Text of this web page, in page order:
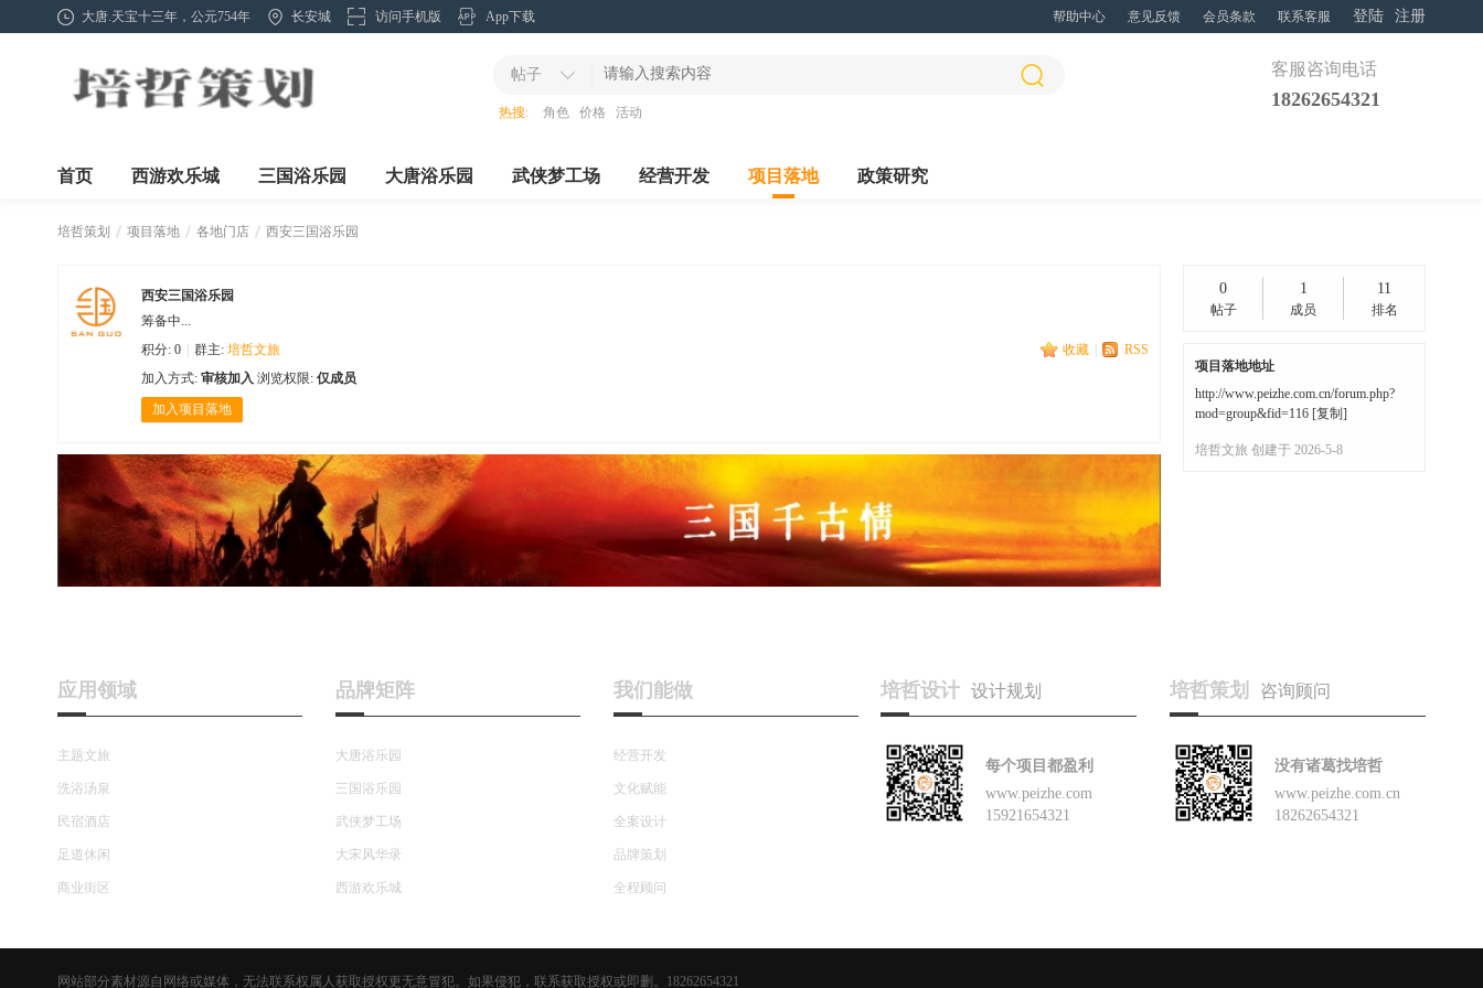
大唐.天宝十三年，公元754年 长安城 访问手机版 App下载 帮助中心 意见反馈 会员条款 联系客服 登陆 注册
帖子
热搜: 角色 价格 活动
客服咨询电话
18262654321
首页 西游欢乐城 三国浴乐园 大唐浴乐园 武侠梦工场 经营开发 项目落地 政策研究
培哲策划
›
项目落地 各地门店 西安三国浴乐园
西安三国浴乐园
筹备中...
收藏
RSS
积分: 0 群主: 培哲文旅
加入方式: 审核加入 浏览权限: 仅成员
加入项目落地
0
帖子
1
成员
11
排名
项目落地地址
http://www.peizhe.com.cn/forum.php?
mod=group&fid=116 [复制 ]
培哲文旅 创建于 2026-5-8
应用领域
主题文旅
洗浴汤泉
民宿酒店
足道休闲
商业街区
品牌矩阵
大唐浴乐园
三国浴乐园
武侠梦工场
大宋风华录
西游欢乐城
我们能做
经营开发
文化赋能
全案设计
品牌策划
全程顾问
培哲设计 设计规划
每个项目都盈利
www.peizhe.com
15921654321
培哲策划 咨询顾问
没有诸葛找培哲
www.peizhe.com.cn
18262654321
网站部分素材源自网络或媒体，无法联系权属人获取授权更无意冒犯。如果侵犯，联系获取授权或即删。18262654321